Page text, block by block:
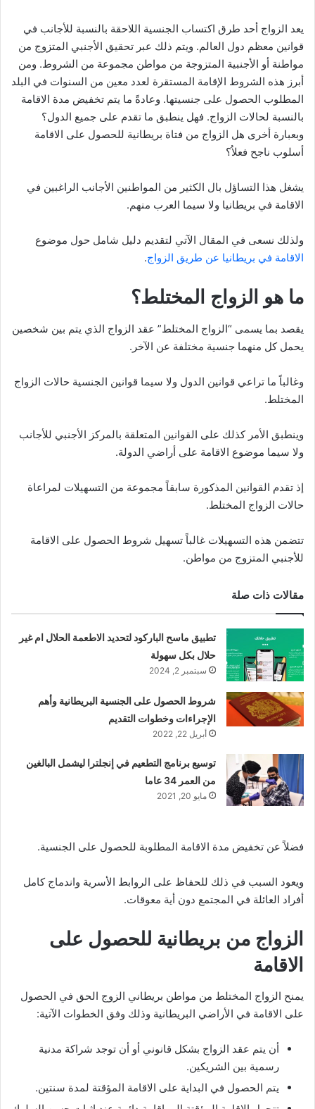
يعد الزواج أحد طرق اكتساب الجنسية اللاحقة بالنسبة للأجانب في
قوانين معظم دول العالم. ويتم ذلك عبر تحقيق اﻷجنبي المتزوج من
مواطنة أو اﻷجنبية المتزوجة من مواطن مجموعة من الشروط. ومن
أبرز هذه الشروط اﻹقامة المستقرة لعدد معين من السنوات في البلد
المطلوب الحصول على جنسيتها. وعادةً ما يتم تخفيض مدة الاقامة
بالنسبة لحالات الزواج. فهل ينطبق ما تقدم على جميع الدول؟
وبعبارة أخرى هل الزواج من فتاة بريطانية للحصول على الاقامة
أسلوب ناجح فعلاُ؟
يشغل هذا التساؤل بال الكثير من المواطنين اﻷجانب الراغبين في
الاقامة في بريطانيا ولا سيما العرب منهم.
ولذلك نسعى في المقال اﻵتي لتقديم دليل شامل حول موضوع
الاقامة في بريطانيا عن طريق الزواج.
ما هو الزواج المختلط؟
يقصد بما يسمى “الزواج المختلط” عقد الزواج الذي يتم بين شخصين
يحمل كل منهما جنسية مختلفة عن اﻵخر.
وغالباً ما تراعي قوانين الدول ولا سيما قوانين الجنسية حالات الزواج
المختلط.
وينطبق اﻷمر كذلك على القوانين المتعلقة بالمركز اﻷجنبي للأجانب
ولا سيما موضوع الاقامة على أراضي الدولة.
إذ تقدم القوانين المذكورة سابقاً مجموعة من التسهيلات لمراعاة
حالات الزواج المختلط.
تتضمن هذه التسهيلات غالباً تسهيل شروط الحصول على الاقامة
للأجنبي المتزوج من مواطن.
مقالات ذات صلة
تطبيق ماسح الباركود لتحديد الاطعمة الحلال ام غير
حلال بكل سهولة
سبتمبر 2, 2024
شروط الحصول على الجنسية البريطانية وأهم
الإجراءات وخطوات التقديم
أبريل 22, 2022
توسيع برنامج التطعيم في إنجلترا ليشمل البالغين
من العمر 34 عاما
مايو 20, 2021
فضلاً عن تخفيض مدة الاقامة المطلوبة للحصول على الجنسية.
ويعود السبب في ذلك للحفاظ على الروابط اﻷسرية واندماج كامل
أفراد العائلة في المجتمع دون أية معوقات.
الزواج من بريطانية للحصول على
الاقامة
يمنح الزواج المختلط من مواطن بريطاني الزوج الحق في الحصول
على الاقامة في اﻷراضي البريطانية وذلك وفق الخطوات اﻵتية:
أن يتم عقد الزواج بشكل قانوني أو أن توجد شراكة مدنية
رسمية بين الشريكين.
يتم الحصول في البداية على الاقامة المؤقتة لمدة سنتين.